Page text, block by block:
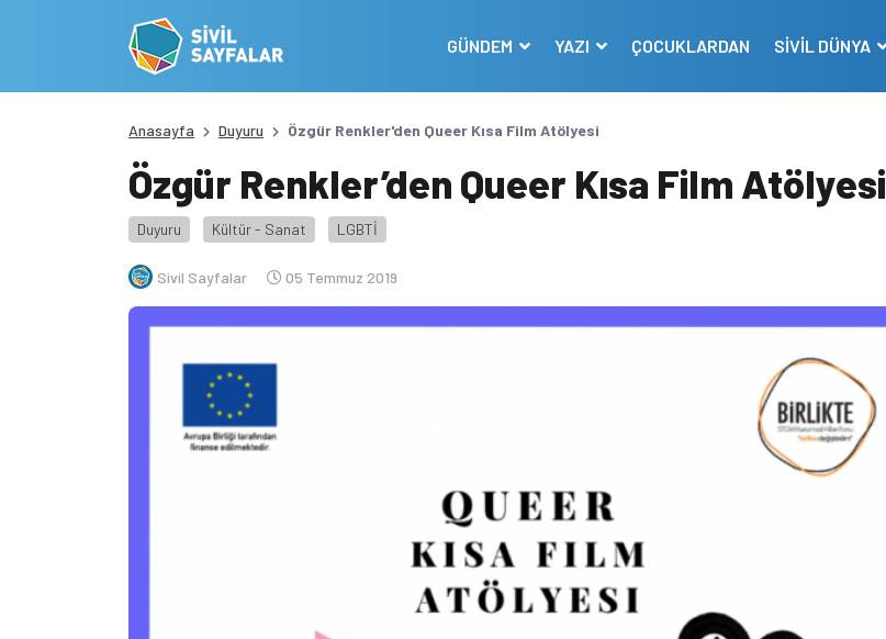
GÜNDEM YAZI ÇOCUKLARDAN SİVİL DÜNYA
Anasayfa Duyuru Özgür Renkler'den Queer Kısa Film Atölyesi
Özgür Renkler’den Queer Kısa Film Atölyesi
Duyuru Kültür - Sanat LGBTİ
Sivil Sayfalar 05 Temmuz 2019